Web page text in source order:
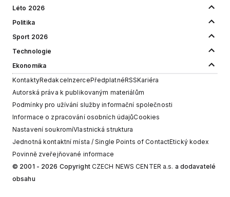
Léto 2026
Politika
Sport 2026
Technologie
Ekonomika
KontaktyRedakceInzercePředplatnéRSSKariéra
Autorská práva k publikovaným materiálům
Podmínky pro užívání služby informační společnosti
Informace o zpracování osobních údajůCookies
Nastavení soukromíVlastnická struktura
Jednotná kontaktní místa / Single Points of ContactEtický kodex
Povinně zveřejňované informace
© 2001 - 2026 Copyright CZECH NEWS CENTER a.s. a dodavatelé
obsahu